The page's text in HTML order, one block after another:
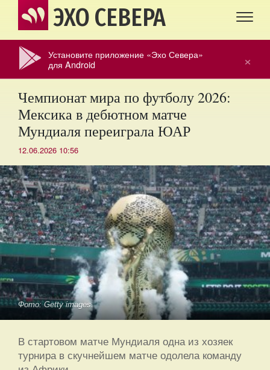
ЭХО СЕВЕРА
×
Установите приложение «Эхо Севера»
для Android
Чемпионат мира по футболу 2026:
Мексика в дебютном матче
Мундиаля переиграла ЮАР
12.06.2026 10:56
Фото: Getty images.
В стартовом матче Мундиаля одна из хозяек
турнира в скучнейшем матче одолела команду